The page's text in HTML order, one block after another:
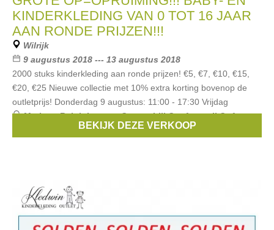
KINDERKLEDING VAN 0 TOT 16 JAAR
AAN RONDE PRIJZEN!!!
Wilrijk
9 augustus 2018 --- 13 augustus 2018
2000 stuks kinderkleding aan ronde prijzen! €5, €7, €10, €15,
€20, €25 Nieuwe collectie met 10% extra korting bovenop de
outletprijs! Donderdag 9 augustus: 11:00 - 17:30 Vrijdag
Merken:Ralph Lauren,Guess,Lili Gaufrette,Il Gufo,
BEKIJK DEZE VERKOOP